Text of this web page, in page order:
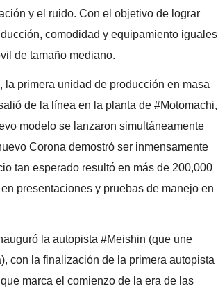
y el ruido. Con el objetivo de lograr
comodidad y equipamiento iguales
de tamaño mediano.
la primera unidad de producción en masa
de la línea en la planta de #Motomachi,
modelo se lanzaron simultáneamente
Corona demostró ser inmensamente
tan esperado resultó en más de 200,000
presentaciones y pruebas de manejo en
la autopista #Meishin (que une
con la finalización de la primera autopista
marca el comienzo de la era de las